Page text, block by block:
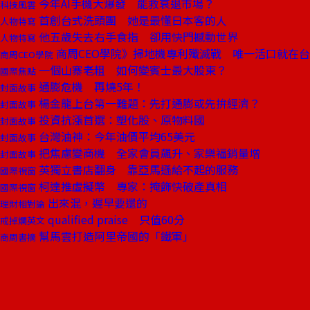
科技風雲 今年AI手機大爆發 能救衰退市場？
人物特寫 首創台式洗頭團 她是最懂日本客的人
人物特寫 他五歲失去右手食指 卻用快門撼動世界
商周CEO學院 商周CEO學院》掃地機專利殲滅戰 唯一活口就在
國際焦點 一個山寨老粗 如何變賓士最大股東？
封面故事 通膨危機 再燒5年！
封面故事 楊金龍上台第一難題：先打通膨或先拚經濟？
封面故事 投資抗漲首選：塑化股、原物料國
封面故事 台灣油神：今年油價平均65美元
封面故事 把焦慮變商機 全家會員飆升、家樂福銷量增
國際視窗 英獨立書店翻身 靠亞馬遜給不起的服務
國際視窗 柯達推虛擬幣 專家：掩飾快破產真相
理財相對論 出來混，遲早要還的
戒掉爛英文 qualified praise 只值60分
商周書摘 幫馬雲打造阿里帝國的「鐵軍」